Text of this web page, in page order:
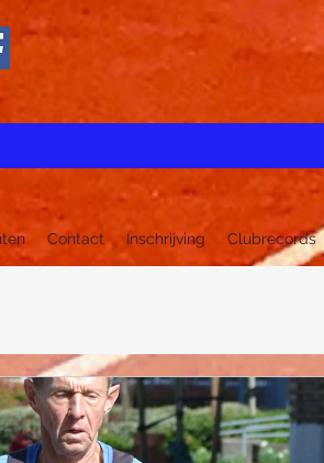
Contact Inschrijving Clubrecords